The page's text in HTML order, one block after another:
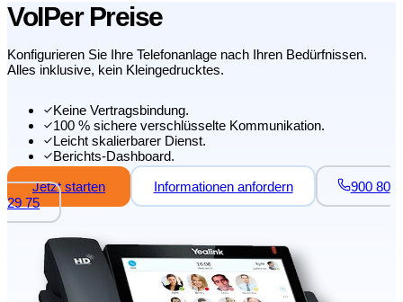
VoIPer Preise
Konfigurieren Sie Ihre Telefonanlage nach Ihren Bedürfnissen.
Alles inklusive, kein Kleingedrucktes.
Keine Vertragsbindung.
100 % sichere verschlüsselte Kommunikation.
Leicht skalierbarer Dienst.
Berichts-Dashboard.
Jetzt starten
Informationen anfordern
900 80
29 75